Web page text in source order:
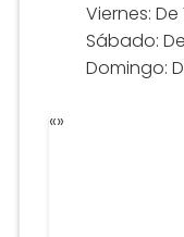
Viernes: De
Sábado:
Domingo:
«»